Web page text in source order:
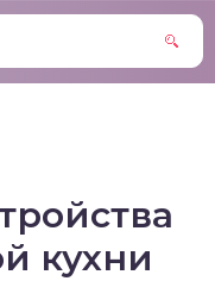
кухни